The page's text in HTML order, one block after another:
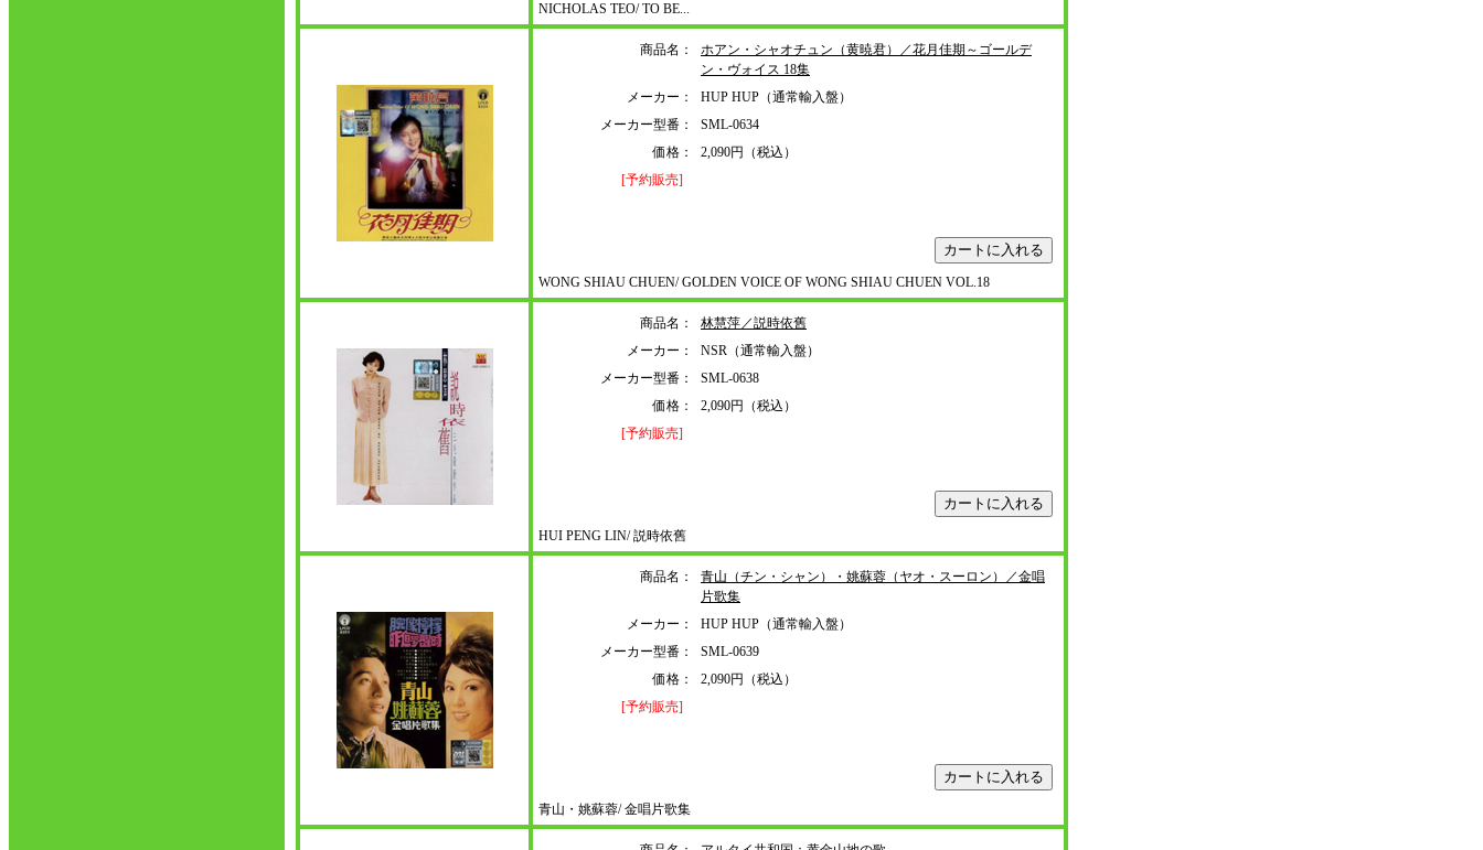
NICHOLAS TEO/ TO BE...
商品名：
ホアン・シャオチュン（黄暁君）／花月佳期～ゴールデ
ン・ヴォイス 18集
メーカー：
HUP HUP（通常輸入盤）
メーカー型番：
SML-0634
価格：
2,090円（税込）
[予約販売]
WONG SHIAU CHUEN/ GOLDEN VOICE OF WONG SHIAU CHUEN VOL.18
商品名：
林慧萍／説時依舊
メーカー：
NSR（通常輸入盤）
メーカー型番：
SML-0638
価格：
2,090円（税込）
[予約販売]
HUI PENG LIN/ 説時依舊
商品名：
青山（チン・シャン）・姚蘇蓉（ヤオ・スーロン）／金唱
片歌集
メーカー：
HUP HUP（通常輸入盤）
メーカー型番：
SML-0639
価格：
2,090円（税込）
[予約販売]
青山・姚蘇蓉/ 金唱片歌集